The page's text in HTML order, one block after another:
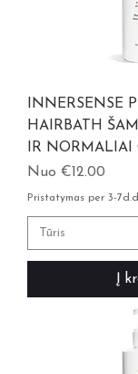
INNERSENSE
HAIRBATH
IR NORMALIAI
Nuo €12.00
Pardavimo kaina
Pristatymas per 3-
Į